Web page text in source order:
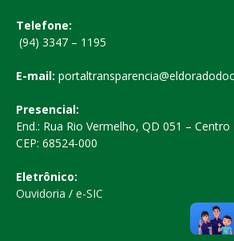
Telefone:
(94) 3347 – 1195
E-mail:
Presencial:
End.: Rua Rio Vermelho, QD 051 – Centro
CEP: 68524-000
Eletrônico:
Ouvidoria / e-SIC